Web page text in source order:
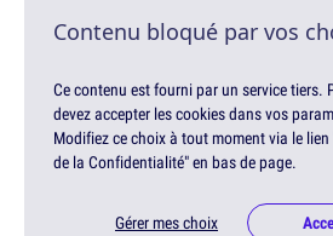
Contenu bloqué par vos
Ce contenu est fourni par un service tiers.
devez accepter les cookies dans vos
Modifiez ce choix à tout moment via le
de la Confidentialité" en bas de page.
Gérer mes choix